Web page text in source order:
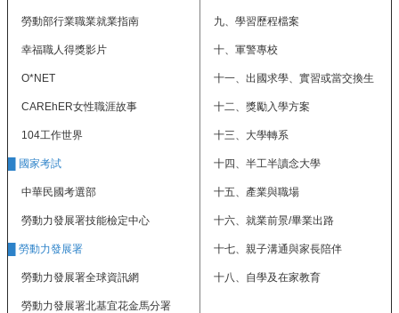
口
說
展
能
專
音
美
術、
蹈
新
勞動部行業職業就業指南
幸福職人得獎影片
O*NET
CAREhER女性職涯故事
104工作世界
█ 國家考試
中華民國考選部
勞動力發展署技能檢定中心
█ 勞動力發展署
勞動力發展署全球資訊網
勞動力發展署北基宜花金馬分署
九、學習歷程檔案
十、軍警專校
十一、出國求學、實習或當交換生
十二、獎勵入學方案
十三、大學轉系
十四、半工半讀念大學
十五、產業與職場
十六、就業前景/畢業出路
十七、親子溝通與家長陪伴
十八、自學及在家教育